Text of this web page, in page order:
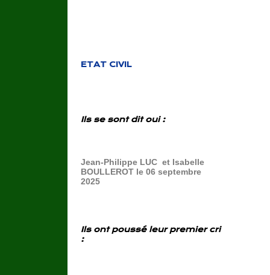
ETAT CIVIL
Ils se sont dit oui :
Jean-Philippe LUC et Isabelle
BOULLEROT le 06 septembre
2025
Ils ont poussé leur premier cri
: